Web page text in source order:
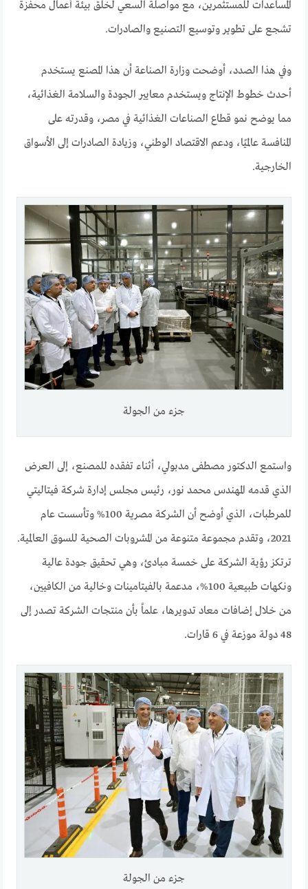
المساعدات للمستثمرين، مع مواصلة السعي لخلق بيئة أعمال محفزة
تشجع على تطوير وتوسيع التصنيع والصادرات.
وفي هذا الصدد، أوضحت وزارة الصناعة أن هذا المصنع يستخدم
أحدث خطوط الإنتاج ويستخدم معايير الجودة والسلامة الغذائية،
مما يوضح نمو قطاع الصناعات الغذائية في مصر، وقدرته على
المنافسة عالميًا، ودعم الاقتصاد الوطني، وزيادة الصادرات إلى الأسواق
الخارجية.
جزء من الجولة
واستمع الدكتور مصطفى مدبولي، أثناء تفقده للمصنع، إلى العرض
الذي قدمه المهندس محمد نور، رئيس مجلس إدارة شركة فيتاليتي
للمرطبات، الذي أوضح أن الشركة مصرية 100% وتأسست عام
2021، وتقدم مجموعة متنوعة من المشروبات الصحية للسوق العالمية.
ترتكز رؤية الشركة على خمسة مبادئ، وهي تحقيق جودة عالية
ونكهات طبيعية 100%، مدعمة بالفيتامينات وخالية من الكافيين،
من خلال إضافات معاد تدويرها، علماً بأن منتجات الشركة تصدر إلى
48 دولة موزعة في 6 قارات.
جزء من الجولة